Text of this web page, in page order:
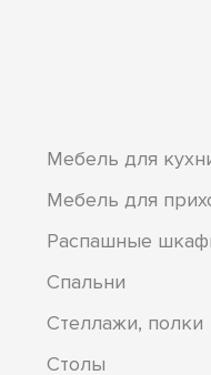
Мебель для
Мебель для
Распашные
Спальни
Стеллажи, полки
Столы